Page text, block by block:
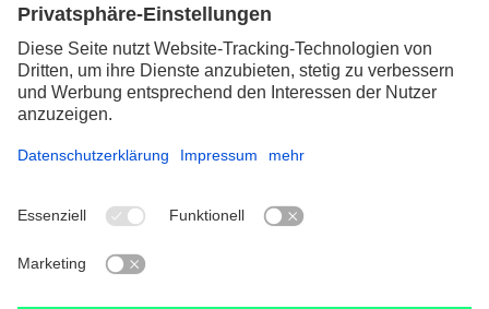
+49 2264 9-0
info@pferd.com
+49 2264 9-400
Datenschutz
AVB